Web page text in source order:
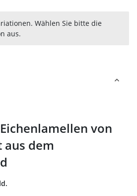
Wählen Sie bitte die
aus.
von
dem